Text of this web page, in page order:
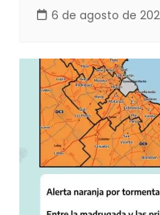
6 de agosto de